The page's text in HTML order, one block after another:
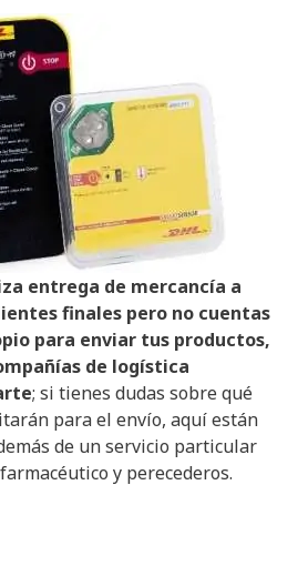
entrega de mercancía a
finales pero no cuentas
para enviar tus productos,
de logística
; si tienes dudas sobre qué
para el envío, aquí están
de un servicio particular
y perecederos.